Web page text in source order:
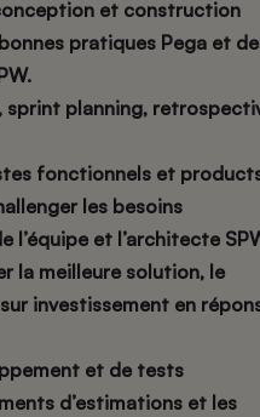
et construction
pratiques Pega et
sprint planning,
fonctionnels et
les besoins
l’équipe et l’architecte
la meilleure solution, le
investissement en
et de tests
d’estimations et les